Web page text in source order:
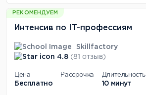
РЕКОМЕНДУЕМ
Интенсив по IT-профессиям
Skillfactory
4.8 (81 отзыв)
Цена
Бесплатно
Рассрочка Длительность
10 минут